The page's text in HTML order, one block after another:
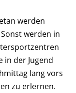
werden
werden in
in der Jugend
lang vors
zu erlernen.